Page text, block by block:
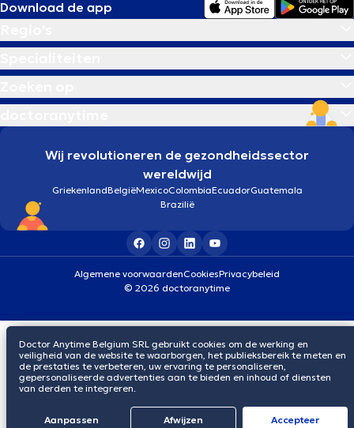
Download de app
Wij revolutioneren de gezondheidssector
wereldwijd
GriekenlandBelgiëMexicoColombiaEcuadorGuatemala
Brazilië
Algemene voorwaardenCookiesPrivacybeleid
© 2026 doctoranytime
Doctor Anytime Belgium SRL gebruikt cookies om de werking en
veiligheid van de website te waarborgen, het publieksbereik te meten en
de prestaties te verbeteren, uw ervaring te personaliseren,
gepersonaliseerde advertenties aan te bieden en inhoud of diensten
van derden te integreren.
Aanpassen Afwijzen Αccepteer